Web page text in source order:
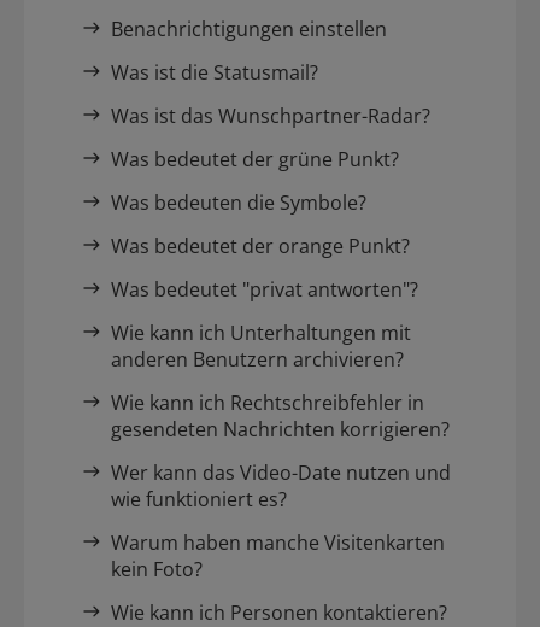
Benachrichtigungen einstellen
Was ist die Statusmail?
Was ist das Wunschpartner-Radar?
Was bedeutet der grüne Punkt?
Was bedeuten die Symbole?
Was bedeutet der orange Punkt?
Was bedeutet "privat antworten"?
Wie kann ich Unterhaltungen mit
anderen Benutzern archivieren?
Wie kann ich Rechtschreibfehler in
gesendeten Nachrichten korrigieren?
Wer kann das Video-Date nutzen und
wie funktioniert es?
Warum haben manche Visitenkarten
kein Foto?
Wie kann ich Personen kontaktieren?